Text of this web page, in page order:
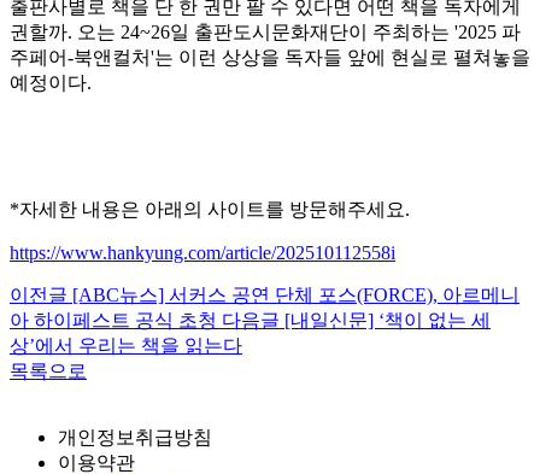
출판사별로 책을 단 한 권만 팔 수 있다면 어떤 책을 독자에게
권할까. 오는 24~26일 출판도시문화재단이 주최하는 '2025 파
주페어-북앤컬처'는 이런 상상을 독자들 앞에 현실로 펼쳐놓을
예정이다.
*자세한 내용은 아래의 사이트를 방문해주세요.
https://www.hankyung.com/article/202510112558i
이전글 [ABC뉴스] 서커스 공연 단체 포스(FORCE), 아르메니
아 하이페스트 공식 초청 다음글 [내일신문] ‘책이 없는 세
상’에서 우리는 책을 읽는다
목록으로
개인정보취급방침
이용약관